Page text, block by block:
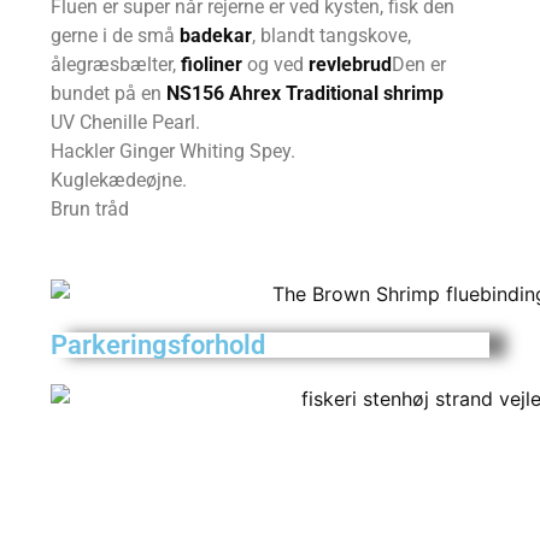
Fluen er super når rejerne er ved kysten, fisk den
gerne i de små badekar, blandt tangskove,
ålegræsbælter, fioliner og ved revlebrud Den er
bundet på en NS156 Ahrex Traditional shrimp
UV Chenille Pearl.
Hackler Ginger Whiting Spey.
Kuglekædeøjne.
Brun tråd
Parkeringsforhold